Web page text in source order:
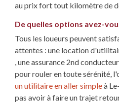
au prix fort tout kilomètre de
De quelles options avez-
Tous les loueurs peuvent
attentes : une location
, une assurance 2nd
pour rouler en toute sérénité,
un utilitaire en aller simpleà
pas avoir à faire un trajet